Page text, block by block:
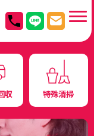
収 特殊清掃